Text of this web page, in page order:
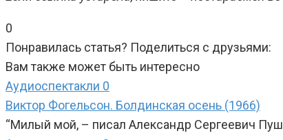
0
Понравилась статья? Поделиться с друзьями:
Вам также может быть интересно
Аудиоспектакли 0
Виктор Фогельсон. Болдинская осень (1966)
“Милый мой, – писал Александр Сергеевич